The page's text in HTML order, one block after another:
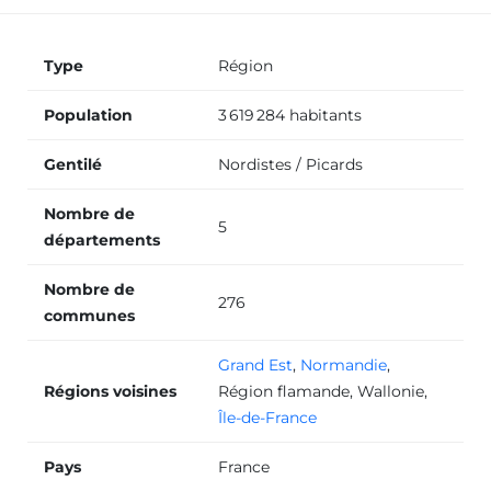
Monte escalier Béthune
Monte escalier Loos
Monte escalier Abbeville
Monte escalier La Madeleine
Monte escalier Bruay-la-Buissière
Type Région
Population 3 619 284 habitants
Gentilé Nordistes / Picards
Nombre de
départements
5
Nombre de
communes
276
Régions voisines
Grand Est, Normandie,
Région flamande, Wallonie,
Île-de-France
Pays France